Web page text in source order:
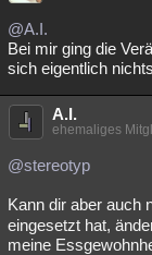
@A.I.
Bei mir ging die
sich eigentlich
A.I.
ehemaliges
@stereotyp
Kann dir aber auch
eingesetzt hat,
meine